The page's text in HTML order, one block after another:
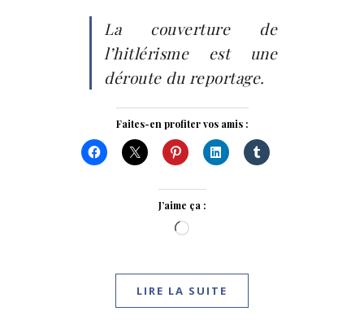
La couverture de
l’hitlérisme est une
déroute du reportage.
Faites-en profiter vos amis :
J’aime ça :
Chargement…
LIRE LA SUITE